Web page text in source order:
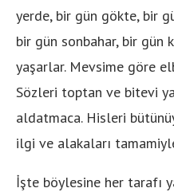
yerde, bir gün gökte, bir
bir gün sonbahar, bir gün
yaşarlar. Mevsime göre
Sözleri toptan ve bitevi
aldatmaca. Hisleri
ilgi ve alakaları
İşte böylesine her tarafı